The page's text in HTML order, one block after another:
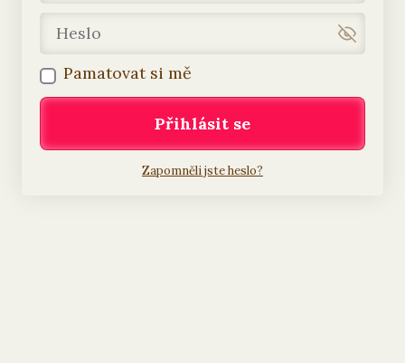
Pamatovat si mě
Přihlásit se
Zapomněli jste heslo?